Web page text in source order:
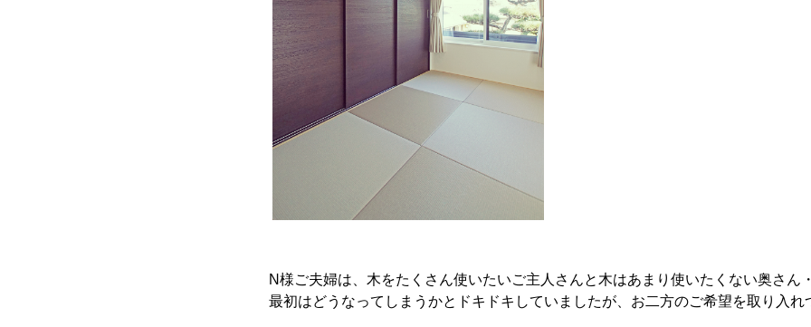
N様ご夫婦は、木をたくさん使いたいご主人さんと木はあまり使いたくない奥さん
最初はどうなってしまうかとドキドキしていましたが、お二方のご希望を取り入れ